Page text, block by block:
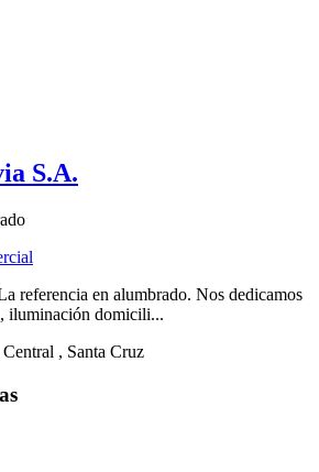
S.A.
referencia en alumbrado. Nos dedicamos
iluminación domicili...
Central , Santa Cruz